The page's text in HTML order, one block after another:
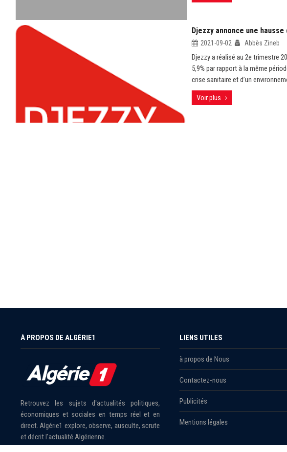
Djezzy annonce une
2021-09-02 Abbès Zineb
Djezzy a réalisé au 2e trimestre
5,9% par rapport à la même
crise sanitaire et d’un
Voir plus
À PROPOS DE ALGÉRIE1
Retrouvez les sujets d'actualités politiques,
économiques et sociales en temps réel et en
direct. Algérie1 explore, observe, ausculte, scrute
et décrit l'actualité Algérienne.
LIENS UTILES
à propos de Nous
Contactez-nous
Publicités
Mentions légales